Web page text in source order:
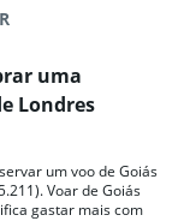
uma
Londres
um voo de Goiás
Voar de Goiás
gastar mais com